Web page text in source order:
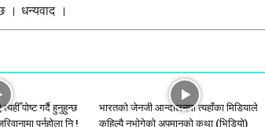
। धन्यवाद ।
पोष्ट गर्दै हुनुहुन्छ
पर्नुहाेला नि !
भारतकाे जेनजी आन्दोलनमा त्यहाँका मिडियाले
कहिल्यै नभोगेको अपमानकाे कथा (भिडियो)